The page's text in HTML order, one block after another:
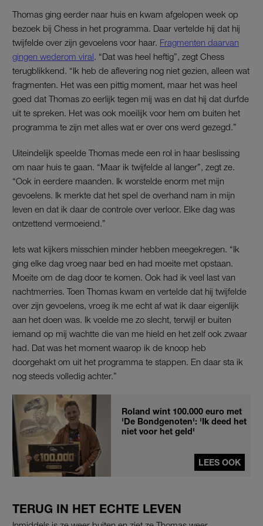
Thomas ging eerder naar huis en kwam afgelopen week op
bezoek bij Chess in het programma. Daar vertelde hij dat hij
twijfelde over zijn gevoelens voor haar. Fragmenten daarvan
gingen wederom viral. “Dat was heel heftig”, zegt Chess
terugblikkend. “Ik heb de aflevering nog niet gezien, alleen wat
fragmenten. Het was een pittig moment, maar het was heel
goed dat Thomas zo eerlijk tegen mij was en dat hij dat durfde
uit te spreken. Het was ook moeilijk voor hem om buiten het
programma te zijn met alles wat er over ons werd gezegd.”
Uiteindelijk speelde Thomas mede een rol in haar beslissing
om naar huis te gaan. “Maar ik twijfelde al langer”, zegt ze.
“Ook in eerdere maanden. Ik worstelde enorm met mijn
gevoelens. Ik merkte dat het spel de overhand nam in mijn
leven en dat ik daar de controle over verloor. Elke dag was
ontzettend vermoeiend.”
Iets wat kijkers misschien minder hebben meegekregen. “Ik
ging elke dag vroeg naar bed en had moeite met opstaan.
Moeite om de dag door te komen. Ook had ik veel last van
nachtmerries. Toen Thomas kwam en vertelde dat hij twijfelde
over zijn gevoelens, vroeg ik me echt af wat ik daar eigenlijk
aan het doen was. Ik voelde me zo slecht, terwijl er buiten
iemand op mij wachtte die van me hield en het zelf ook zwaar
had. Dat was het moment waarop ik de knoop heb
doorgehakt om uit het programma te stappen. En daar sta ik
nog steeds volledig achter.”
Roland wint 100.000 euro met
'De Bondgenoten': 'Ik deed het
niet voor het geld'
LEES OOK
TERUG IN HET ECHTE LEVEN